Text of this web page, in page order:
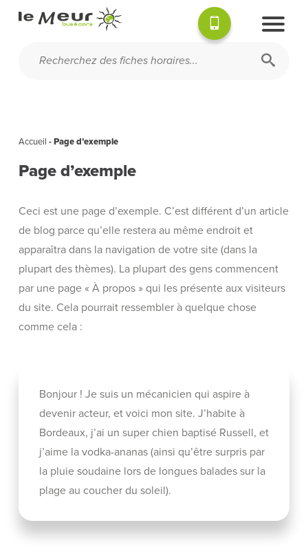
Accueil -Page d’exemple
Page d’exemple
Ceci est une page d’exemple. C’est différent d’un article
de blog parce qu’elle restera au même endroit et
apparaîtra dans la navigation de votre site (dans la
plupart des thèmes). La plupart des gens commencent
par une page « À propos » qui les présente aux visiteurs
du site. Cela pourrait ressembler à quelque chose
comme cela :
Bonjour ! Je suis un mécanicien qui aspire à
devenir acteur, et voici mon site. J’habite à
Bordeaux, j’ai un super chien baptisé Russell, et
j’aime la vodka-ananas (ainsi qu’être surpris par
la pluie soudaine lors de longues balades sur la
plage au coucher du soleil).